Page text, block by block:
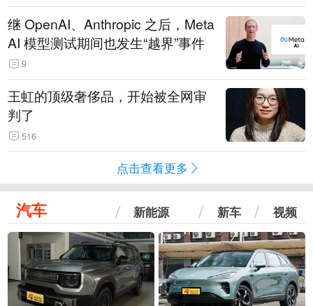
继 OpenAI、Anthropic 之后，Meta
AI 模型测试期间也发生“越界”事件
9
王虹的顶级奢侈品，开始被全网审
判了
516
点击查看更多
汽车 新能源 新车 视频